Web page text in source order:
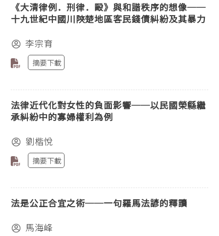
《大清律例．刑律．毆》與和諧秩序的想像──
十九世紀中國川陝楚地區客民錢債糾紛及其暴力
李宗育
摘要下載
法律近代化對女性的負面影響──以民國榮縣繼
承糾紛中的寡婦權利為例
劉楷悅
摘要下載
法是公正合宜之術──一句羅馬法諺的釋讀
馬海峰